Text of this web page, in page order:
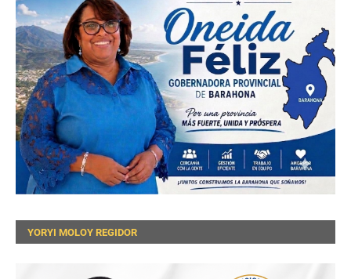
YORYI MOLOY REGIDOR